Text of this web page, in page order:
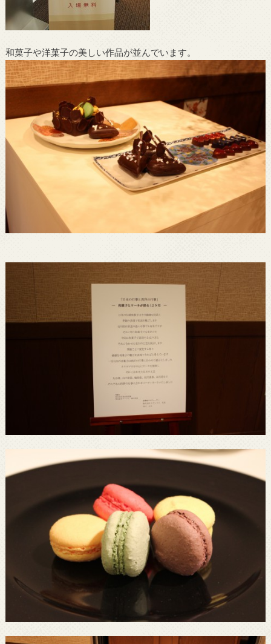
和菓子や洋菓子の美しい作品が並んでいます。